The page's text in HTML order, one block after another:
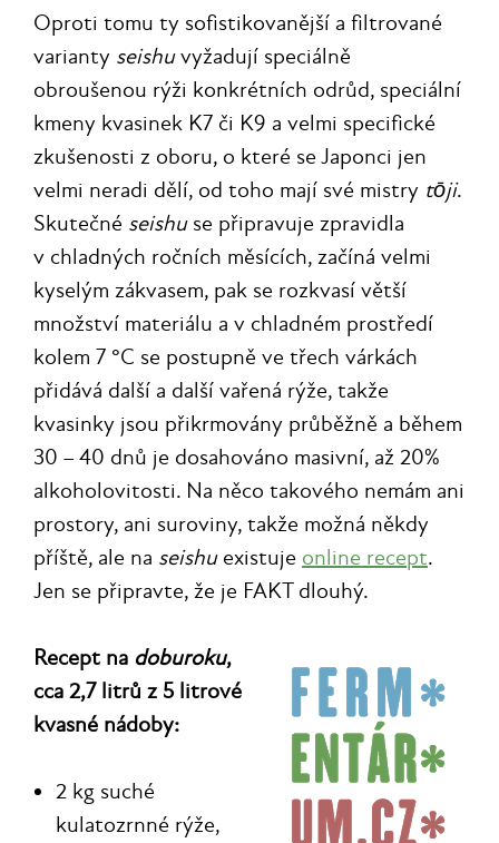
Oproti tomu ty sofistikovanější a filtrované
varianty seishuvyžadují speciálně
obroušenou rýži konkrétních odrůd, speciální
kmeny kvasinek K7 či K9 a velmi specifické
zkušenosti z oboru, o které se Japonci jen
velmi neradi dělí, od toho mají své mistry tōji.
Skutečné seishuse připravuje zpravidla
v chladných ročních měsících, začíná velmi
kyselým zákvasem, pak se rozkvasí větší
množství materiálu a v chladném prostředí
kolem 7 °C se postupně ve třech várkách
přidává další a další vařená rýže, takže
kvasinky jsou přikrmovány průběžně a během
30 – 40 dnů je dosahováno masivní, až 20%
alkoholovitosti. Na něco takového nemám ani
prostory, ani suroviny, takže možná někdy
příště, ale na seishuexistuje online recept.
Jen se připravte, že je FAKT dlouhý.
Recept na doburoku,
cca 2,7 litrů z 5 litrové
kvasné nádoby:
2 kg suché
kulatozrnné rýže,